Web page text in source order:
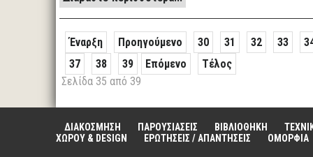
Έναρξη Προηγούμενο 30 31 32 33
37
38 39 Επόμενο
Τέλος
Σελίδα 35 από 39
ΔΙΑΚΟΣΜΗΣΗ ΠΑΡΟΥΣΙΑΣΕΙΣ ΒΙΒΛΙΟΘΗΚΗ
ΧΩΡΟΥ & DESIGN
ΕΡΩΤΗΣΕΙΣ / ΑΠΑΝΤΗΣΕΙΣ ΟΜΟΡΦΙΑ